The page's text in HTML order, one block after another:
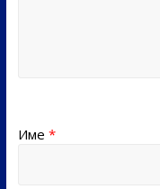
Име *